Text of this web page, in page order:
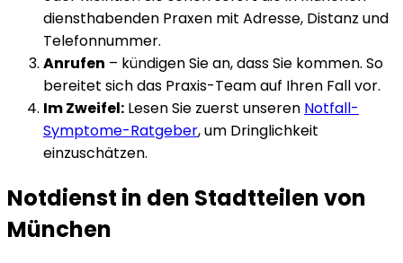
diensthabenden Praxen mit Adresse, Distanz und
Telefonnummer.
Anrufen – kündigen Sie an, dass Sie kommen. So
bereitet sich das Praxis-Team auf Ihren Fall vor.
Im Zweifel: Lesen Sie zuerst unseren Notfall-
Symptome-Ratgeber, um Dringlichkeit
einzuschätzen.
Notdienst in den Stadtteilen von
München